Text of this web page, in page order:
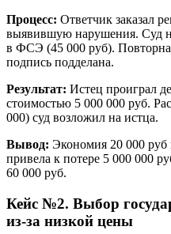
Процесс: Ответчик заказал
выявившую нарушения. Суд
в ФСЭ (45 000 руб).
подпись подделана.
Результат: Истец проиграл
стоимостью 5 000 000 руб.
000) суд возложил на истца.
Вывод: Экономия 20 000 руб
привела к потере 5 000 000
60 000 руб.
Кейс №2. Выбор
из-за низкой цены